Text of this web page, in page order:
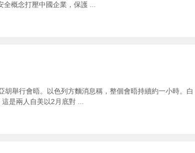
概念打壓中國企業，保護 ...
舉行會晤。以色列方麵消息稱，整個會晤持續約一小時。白
是兩人自美以2月底對 ...